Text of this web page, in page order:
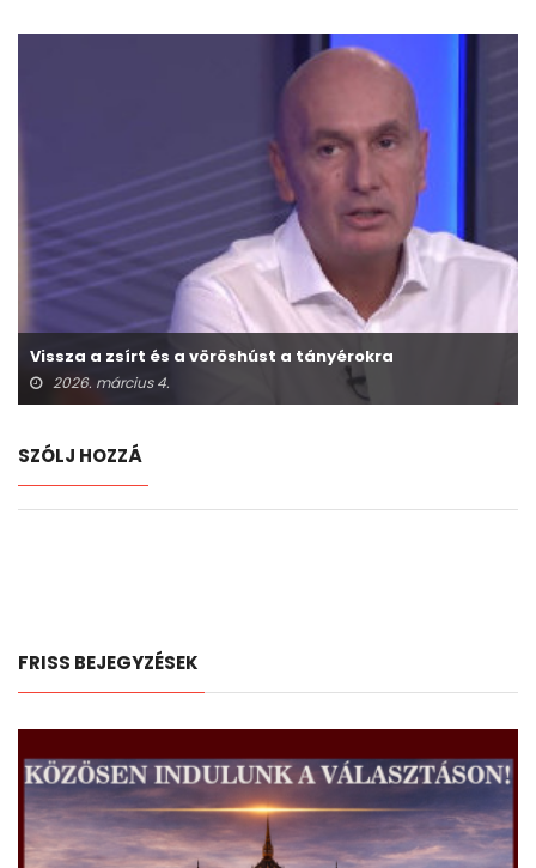
Vissza a zsírt és a vöröshúst a tányérokra
2026. március 4.
SZÓLJ HOZZÁ
FRISS BEJEGYZÉSEK